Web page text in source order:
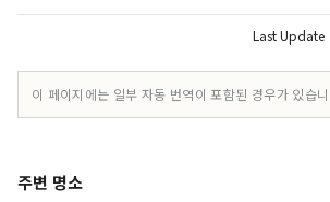
Last Update
이 페이지에는 일부 자동 번역이 포함된 경우가 있습
주변 명소